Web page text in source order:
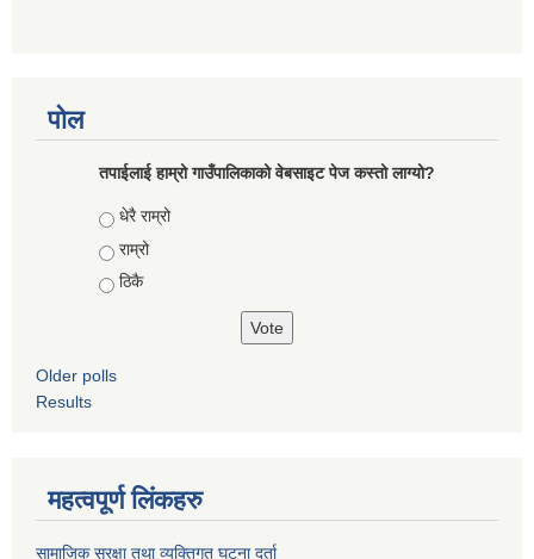
पोल
तपाईलाई हाम्रो गाउँपालिकाको वेबसाइट पेज कस्तो लाग्यो?
Choices
धेरै राम्रो
राम्रो
ठिकै
Older polls
Results
महत्वपूर्ण लिंकहरु
सामाजिक सुरक्षा तथा व्यक्तिगत घटना दर्ता